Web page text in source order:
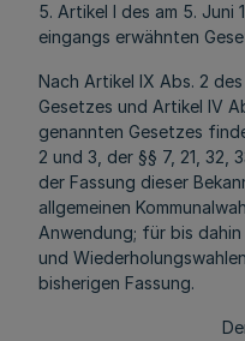
5. Artikel I des am 5.
eingangs erwähnten
Nach Artikel IX Abs. 2
Gesetzes und Artikel IV
genannten Gesetzes
2 und 3, der §§ 7, 21, 32,
der Fassung dieser
allgemeinen
Anwendung; für bis
und
bisherigen Fassung.